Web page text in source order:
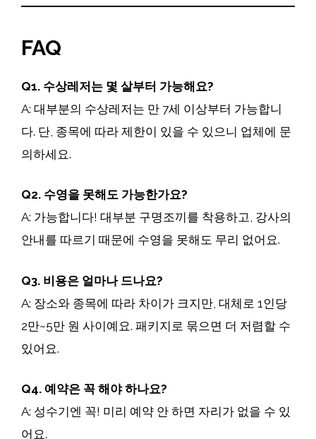
FAQ
Q1. 수상레저는 몇 살부터 가능해요?
A: 대부분의 수상레저는 만 7세 이상부터 가능합니
다. 단, 종목에 따라 제한이 있을 수 있으니 업체에 문
의하세요.
Q2. 수영을 못해도 가능한가요?
A: 가능합니다! 대부분 구명조끼를 착용하고, 강사의
안내를 따르기 때문에 수영을 못해도 무리 없어요.
Q3. 비용은 얼마나 드나요?
A: 장소와 종목에 따라 차이가 크지만, 대체로 1인당
2만~5만 원 사이예요. 패키지로 묶으면 더 저렴할 수
있어요.
Q4. 예약은 꼭 해야 하나요?
A: 성수기엔 꼭! 미리 예약 안 하면 자리가 없을 수 있
어요.